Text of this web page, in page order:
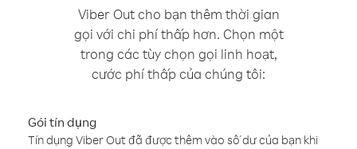
Viber Out cho bạn thêm thời gian
gọi với chi phí thấp hơn. Chọn một
trong các tùy chọn gọi linh hoạt,
cước phí thấp của chúng tôi:
Gói tín dụng
Tín dụng Viber Out đã được thêm vào số dư của bạn khi